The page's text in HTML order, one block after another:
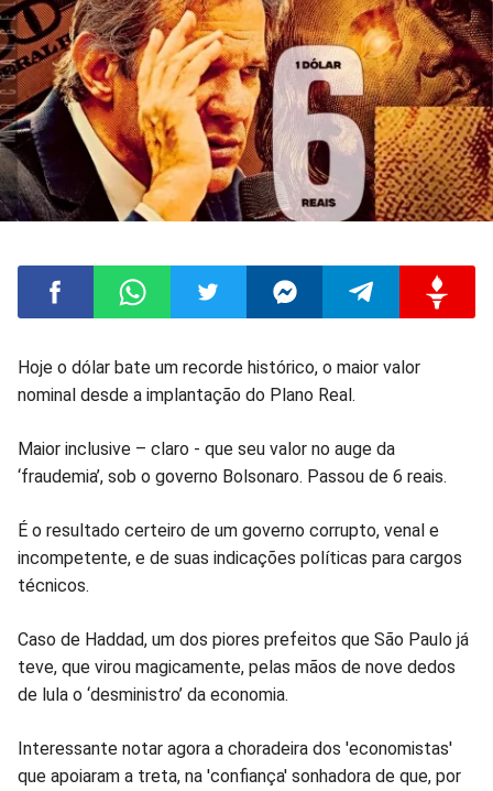
Compartilhar
Facebook
Compartilhar
Whatsapp
Compartilhar
Twitter
Compartilhar
Messenger
Compartilhar
TelegramGettr
Hoje o dólar bate um recorde histórico, o maior valor
nominal desde a implantação do Plano Real.
Maior inclusive – claro - que seu valor no auge da
‘fraudemia’, sob o governo Bolsonaro. Passou de 6 reais.
É o resultado certeiro de um governo corrupto, venal e
incompetente, e de suas indicações políticas para cargos
técnicos.
Caso de Haddad, um dos piores prefeitos que São Paulo já
teve, que virou magicamente, pelas mãos de nove dedos
de lula o ‘desministro’ da economia.
Interessante notar agora a choradeira dos 'economistas'
que apoiaram a treta, na 'confiança' sonhadora de que, por